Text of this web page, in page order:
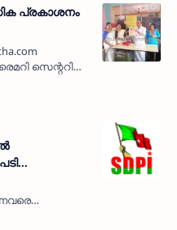
പ്രകാശനം
സെന്ററിലെ